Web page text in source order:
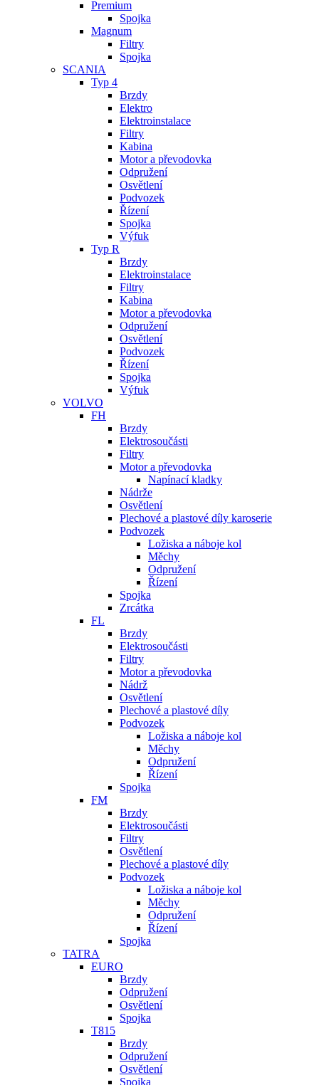
Premium
Spojka
Magnum
Filtry
Spojka
SCANIA
Typ 4
Brzdy
Elektro
Elektroinstalace
Filtry
Kabina
Motor a převodovka
Odpružení
Osvětlení
Podvozek
Řízení
Spojka
Výfuk
Typ R
Brzdy
Elektroinstalace
Filtry
Kabina
Motor a převodovka
Odpružení
Osvětlení
Podvozek
Řízení
Spojka
Výfuk
VOLVO
FH
Brzdy
Elektrosoučásti
Filtry
Motor a převodovka
Napínací kladky
Nádrže
Osvětlení
Plechové a plastové díly karoserie
Podvozek
Ložiska a náboje kol
Měchy
Odpružení
Řízení
Spojka
Zrcátka
FL
Brzdy
Elektrosoučásti
Filtry
Motor a převodovka
Nádrž
Osvětlení
Plechové a plastové díly
Podvozek
Ložiska a náboje kol
Měchy
Odpružení
Řízení
Spojka
FM
Brzdy
Elektrosoučásti
Filtry
Osvětlení
Plechové a plastové díly
Podvozek
Ložiska a náboje kol
Měchy
Odpružení
Řízení
Spojka
TATRA
EURO
Brzdy
Odpružení
Osvětlení
Spojka
T815
Brzdy
Odpružení
Osvětlení
Spojka